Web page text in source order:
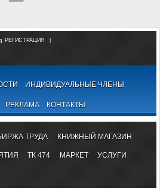
РЕГИСТРАЦИЯ
ИНДИВИДУАЛЬНЫЕ ЧЛЕНЫ
РЕКЛАМА КОНТАКТЫ
ТРУДА КНИЖНЫЙ МАГАЗИН
ТК 474 МАРКЕТ УСЛУГИ